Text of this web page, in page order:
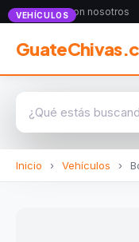
Anunciate con nosotros
Inicio › Vehículos ›
VEHÍCULOS